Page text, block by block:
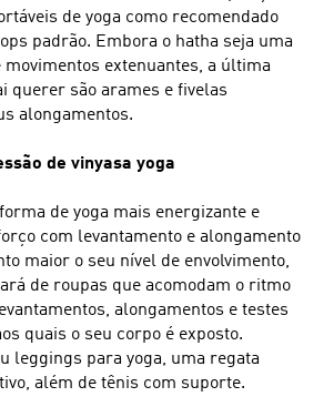
de yoga como recomendado
padrão. Embora o hatha seja uma
extenuantes, a última
querer são arames e fivelas
alongamentos.
de vinyasa yoga
de yoga mais energizante e
com levantamento e alongamento
maior o seu nível de envolvimento,
de roupas que acomodam o ritmo
alongamentos e testes
quais o seu corpo é exposto.
leggings para yoga, uma regata
além de tênis com suporte.